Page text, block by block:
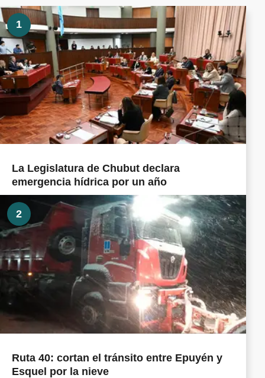
1
La Legislatura de Chubut declara
emergencia hídrica por un año
2
Ruta 40: cortan el tránsito entre Epuyén y
Esquel por la nieve